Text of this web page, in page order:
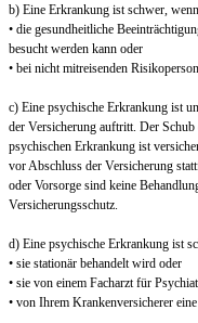
b) Eine Erkrankung ist schwer, wenn
• die gesundheitliche
besucht werden kann oder
• bei nicht mitreisenden
c) Eine psychische Erkrankung ist
der Versicherung auftritt. Der
psychischen Erkrankung ist
vor Abschluss der Versicherung
oder Vorsorge sind keine
Versicherungsschutz.
d) Eine psychische Erkrankung ist
• sie stationär behandelt wird oder
• sie von einem Facharzt für
• von Ihrem Krankenversicherer